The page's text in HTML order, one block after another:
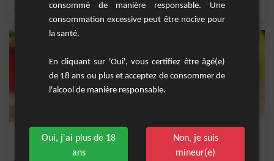
citron orange,jus d'orange,sirop de grenadine,limonade
Rio sans alcool
consommé de manière responsable. Une
consommation excessive peut être nocive pour
la santé.
En cliquant sur 'Oui', vous certifiez être âgé(e)
de 18 ans ou plus et acceptez de consommer de
l'alcool de manière responsable.
Oui, j'ai plus de 18
ans
Non, je suis
mineur(e)